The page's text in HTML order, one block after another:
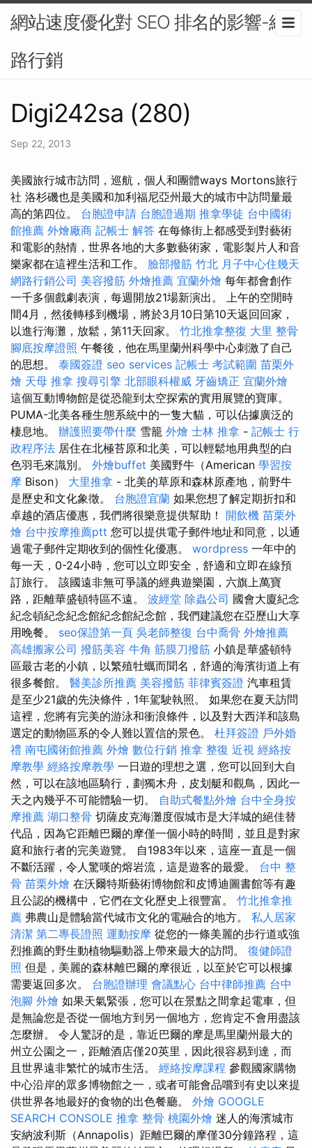
網站速度優化對 SEO 排名的影響-網
路行銷
Digi242sa (280)
Sep 22, 2013
美國旅行城市訪問，巡航，個人和團體ways Mortons旅行
社 洛杉磯也是美國和加利福尼亞州最大的城市中訪問量最
高的第四位。 台胞證申請 台胞證過期 推拿學徒 台中國術
館推薦 外燴廠商 記帳士 解答 在每條街上都感受到對藝術
和電影的熱情，世界各地的大多數藝術家，電影製片人和音
樂家都在這裡生活和工作。 臉部撥筋 竹北 月子中心住幾天
網路行銷公司 美容撥筋 外燴推薦 宜蘭外燴 每年都會創作
一千多個戲劇表演，每週開放21場新演出。 上午的空閒時
間4月，然後轉移到機場，將於3月10日第10天返回回家，
以進行海灘，放鬆，第11天回家。 竹北推拿整復 大里 整骨
腳底按摩證照 午餐後，他在馬里蘭州科學中心刺激了自己
的思想。 泰國簽證 seo services 記帳士 考試範圍 苗栗外
燴 天母 推拿 搜尋引擎 北部眼科權威 牙齒矯正 宜蘭外燴
這個互動博物館是從恐龍到太空探索的實用展覽的寶庫。
PUMA-北美各種生態系統中的一隻大貓，可以佔據廣泛的
棲息地。 辦護照要帶什麼 雪籠 外燴 士林 推拿 - 記帳士 行
政程序法 居住在北極苔原和北美，可以輕鬆地用典型的白
色羽毛來識別。 外燴buffet 美國野牛（American 學習按
摩 Bison） 大里推拿 - 北美的草原和森林原產地，前野牛
是歷史和文化象徵。 台胞證宜蘭 如果您想了解定期折扣和
卓越的酒店優惠，我們將很樂意提供幫助！ 開飲機 苗栗外
燴 台中按摩推薦ptt 您可以提供電子郵件地址和同意，以通
過電子郵件定期收到的個性化優惠。 wordpress 一年中的
每一天，0-24小時，您可以立即安全，舒適和立即在線預
訂旅行。 該國遠非無可爭議的經典遊樂園，六旗上萬寶
路，距離華盛頓特區不遠。 波經堂 除蟲公司 國會大廈紀念
紀念頓紀念紀念館紀念館紀念館，我們建議您在亞歷山大享
用晚餐。 seo保證第一頁 吳老師整復 台中喬骨 外燴推薦
高雄搬家公司 撥筋美容 牛角 筋膜刀撥筋 小鎮是華盛頓特
區最古老的小鎮，以繁殖牡蠣而聞名，舒適的海濱街道上有
很多餐館。 醫美診所推薦 美容撥筋 菲律賓簽證 汽車租賃
是至少21歲的先決條件，1年駕駛執照。 如果您在夏天訪問
這裡，您將有完美的游泳和衝浪條件，以及對大西洋和該島
選定的動物區系的令人難以置信的景色。 杜拜簽證 戶外婚
禮 南屯國術館推薦 外燴 數位行銷 推拿 整復 近視 經絡按
摩教學 經絡按摩教學 一日遊的理想之選，您可以回到大自
然，可以在該地區騎行，劃獨木舟，皮划艇和觀鳥，因此一
天之內幾乎不可能體驗一切。 自助式餐點外燴 台中全身按
摩推薦 湖口整骨 切薩皮克海灘度假城市是大洋城的絕佳替
代品，因為它距離巴爾的摩僅一個小時的時間，並且是對家
庭和旅行者的完美遊覽。 自1983年以來，這座一直是一個
不斷活躍，令人驚嘆的熔岩流，這是遊客的最愛。 台中 整
骨 苗栗外燴 在沃爾特斯藝術博物館和皮博迪圖書館等有趣
且公認的機構中，它們在文化歷史上很豐富。 竹北推拿推
薦 弗農山是體驗當代城市文化的電融合的地方。 私人居家
清潔 第二專長證照 運動按摩 從您的一條美麗的步行道或強
烈推薦的野生動植物驅動器上帶來最大的訪問。 復健師證
照 但是，美麗的森林離巴爾的摩很近，以至於它可以根據
需要返回多次。 台胞證辦理 會議點心 台中律師推薦 台中
泡腳 外燴 如果天氣緊張，您可以在景點之間拿起電車，但
是無論您是否從一個地方到另一個地方，您肯定不會用盡該
怎麼辦。 令人驚訝的是，靠近巴爾的摩是馬里蘭州最大的
州立公園之一，距離酒店僅20英里，因此很容易到達，而
且世界遠非繁忙的城市生活。 經絡按摩課程 參觀國家購物
中心沿岸的眾多博物館之一，或者可能會品嚐到有史以來提
供世界各地最好的食物的出色餐廳。 外燴 GOOGLE
SEARCH CONSOLE 推拿 整骨 桃園外燴 迷人的海濱城市
安納波利斯（Annapolis）距離巴爾的摩僅30分鐘路程，這